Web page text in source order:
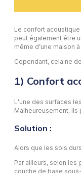
Le confort
peut également être
même d’une maison à
Cependant, cela ne
1) Confort
L’une des surfaces
Malheureusement,
Solution :
Alors que les sols
Par ailleurs, selon
couche de base